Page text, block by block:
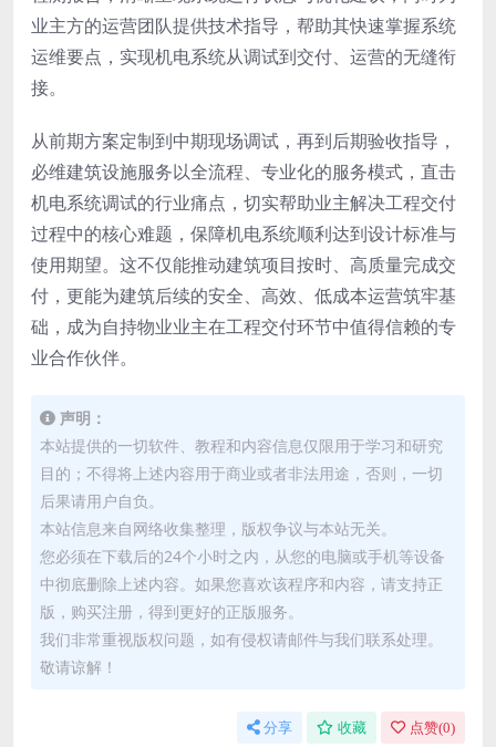
业主方的运营团队提供技术指导，帮助其快速掌握系统
运维要点，实现机电系统从调试到交付、运营的无缝衔
接。
从前期方案定制到中期现场调试，再到后期验收指导，
必维建筑设施服务以全流程、专业化的服务模式，直击
机电系统调试的行业痛点，切实帮助业主解决工程交付
过程中的核心难题，保障机电系统顺利达到设计标准与
使用期望。这不仅能推动建筑项目按时、高质量完成交
付，更能为建筑后续的安全、高效、低成本运营筑牢基
础，成为自持物业业主在工程交付环节中值得信赖的专
业合作伙伴。
声明：
本站提供的一切软件、教程和内容信息仅限用于学习和研究
目的；不得将上述内容用于商业或者非法用途，否则，一切
后果请用户自负。
本站信息来自网络收集整理，版权争议与本站无关。
您必须在下载后的24个小时之内，从您的电脑或手机等设备
中彻底删除上述内容。如果您喜欢该程序和内容，请支持正
版，购买注册，得到更好的正版服务。
我们非常重视版权问题，如有侵权请邮件与我们联系处理。
敬请谅解！
分享 收藏 点赞(0)